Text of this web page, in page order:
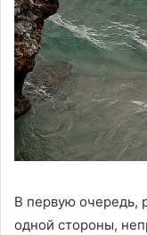
В первую очередь,
одной стороны,